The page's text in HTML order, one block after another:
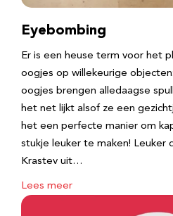
Eyebombing
Er is een heuse term voor het
oogjes op willekeurige
oogjes brengen alledaagse
het net lijkt alsof ze een
het een perfecte manier om
stukje leuker te maken! Leuker
Krastev uit…
Lees meer